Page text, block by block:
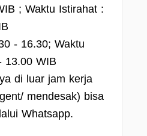
; Waktu Istirahat :
- 16.30; Waktu
13.00 WIB
di luar jam kerja
mendesak) bisa
Whatsapp.